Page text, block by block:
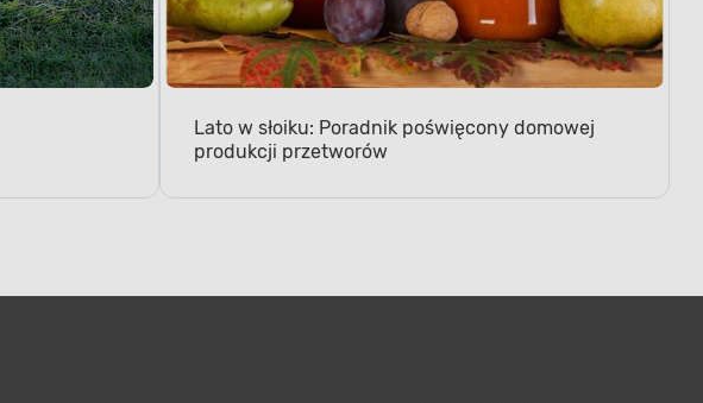
Lato w słoiku: Poradnik poświęcony domowej
produkcji przetworów